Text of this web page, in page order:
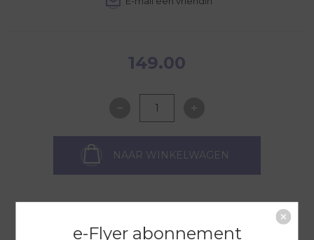
149.00
NAAR WINKELWAGEN
e-Flyer abonnement